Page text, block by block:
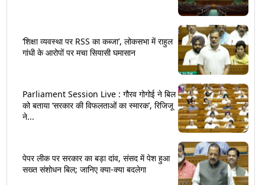
‘शिक्षा व्यवस्था पर RSS का कब्जा’, लोकसभा में राहुल
गांधी के आरोपों पर मचा सियासी घमासान
Parliament Session Live : गौरव गोगोई ने बिल
को बताया ‘सरकार की विफलताओं का स्मारक’, रिजिजू
ने...
पेपर लीक पर सरकार का बड़ा दांव, संसद में पेश हुआ
सख्त संशोधन बिल; जानिए क्या-क्या बदलेगा